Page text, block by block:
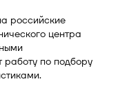
российские
центра
работу по подбору